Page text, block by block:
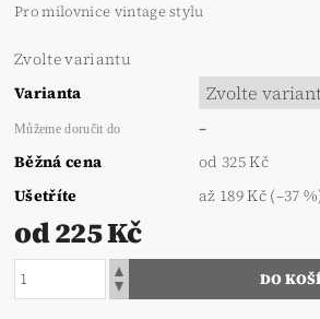
Pro milovnice vintage stylu
Zvolte variantu
Varianta
Můžeme doručit do –
Běžná cena
od 325 Kč
Ušetříte
až 189 Kč (–37
od 225 Kč